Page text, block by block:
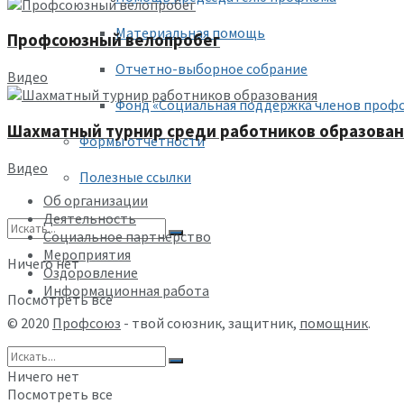
Материальная помощь
Отчетно-выборное собрание
Фонд «Социальная поддержка членов
Формы отчетности
Полезные ссылки
Ничего нет
Посмотреть все
Профсоюзный велопробег
Видео
Шахматный турнир среди работников
Видео
Об организации
Деятельность
Социальное партнерство
Мероприятия
Оздоровление
Информационная работа
© 2020 Профсоюз - твой союзник, защитник, помощник.
Ничего нет
Посмотреть все